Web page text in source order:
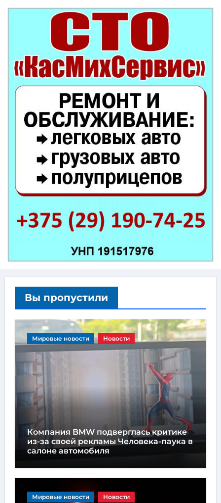
Вы пропустили
Мировые новости Новости
Компания BMW подверглась критике
из-за своей рекламы Человека-паука в
салоне автомобиля
Мировые новости Новости